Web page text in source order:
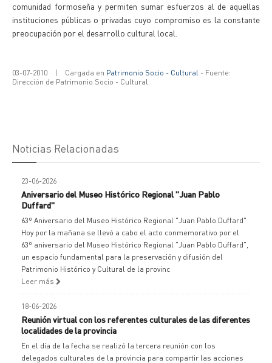
comunidad formoseña y permiten sumar esfuerzos al de aquellas
instituciones públicas o privadas cuyo compromiso es la constante
preocupación por el desarrollo cultural local.
03-07-2010 | Cargada en Patrimonio Socio - Cultural - Fuente:
Dirección de Patrimonio Socio - Cultural
Noticias Relacionadas
23-06-2026
Aniversario del Museo Histórico Regional "Juan Pablo
Duffard"
63º Aniversario del Museo Histórico Regional "Juan Pablo Duffard"
Hoy por la mañana se llevó a cabo el acto conmemorativo por el
63º aniversario del Museo Histórico Regional "Juan Pablo Duffard",
un espacio fundamental para la preservación y difusión del
Patrimonio Histórico y Cultural de la provinc
Leer más
18-06-2026
Reunión virtual con los referentes culturales de las diferentes
localidades de la provincia
En el día de la fecha se realizó la tercera reunión con los
delegados culturales de la provincia para compartir las acciones